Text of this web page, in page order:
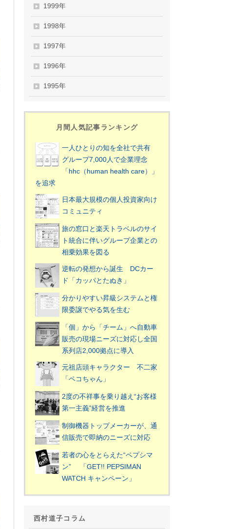
1999年
1998年
1997年
1996年
1995年
月間人気記事ランキング
一人ひとりの知を全社で共有
グループ7,000人で企業理念
「hhc（human health care）」
を追求
日本最大規模の個人投資家向け
コミュニティ
旅の窓口と楽天トラベルのサイ
ト統合に伴いグループ企業との
相乗効果を図る
逆転の発想から誕生 DCカー
ド「カッパとたぬき」
分かりやすい昇級システムと権
限委譲でやる気を生む
「個」から「チーム」へ自動車
販売の現場ニーズに対応し全国
系列店2,000拠点に導入
元祖店頭キャラクター 不二家
「ペコちゃん」
2度の不祥事を乗り越え“お客様
第一主義”経営を推進
制御機器トップメーカーが、通
信販売で即納のニーズに対応
若者の心をとらえた“ペプシマ
ン” 「GET!! PEPSIMAN
WATCH キャンペーン」
西村道子コラム